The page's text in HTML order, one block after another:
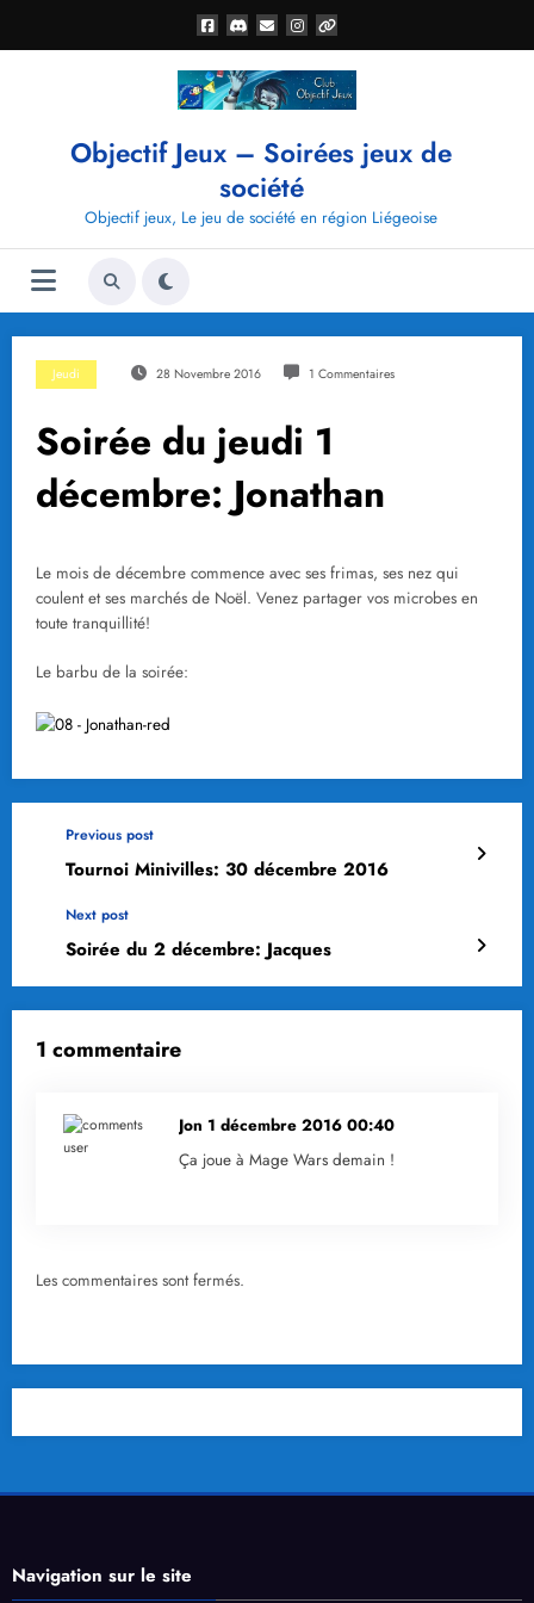
contenu
Objectif Jeux – Soirées jeux de
société
Objectif jeux, Le jeu de société en région Liégeoise
Jeudi 28 Novembre 2016 1 Commentaires
Soirée du jeudi 1
décembre: Jonathan
Le mois de décembre commence avec ses frimas, ses nez qui
coulent et ses marchés de Noël. Venez partager vos microbes en
toute tranquillité!
Le barbu de la soirée:
Previous post
Tournoi Minivilles: 30 décembre 2016
Next post
Soirée du 2 décembre: Jacques
1 commentaire
Jon 1 décembre 2016 00:40
Ça joue à Mage Wars demain !
Les commentaires sont fermés.
Navigation sur le site